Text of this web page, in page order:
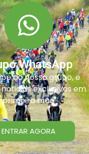
WhatsApp
do nosso grupo, e
exclusivas em
primeira mão
ENTRAR AGORA